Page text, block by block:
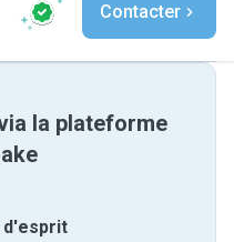
Contacter
la plateforme
d'esprit